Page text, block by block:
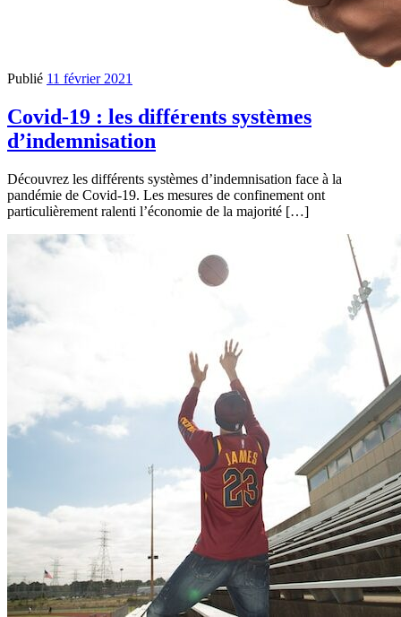
Publié 11 février 2021
Covid-19 : les différents systèmes
d’indemnisation
Découvrez les différents systèmes d’indemnisation face à la
pandémie de Covid-19. Les mesures de confinement ont
particulièrement ralenti l’économie de la majorité […]